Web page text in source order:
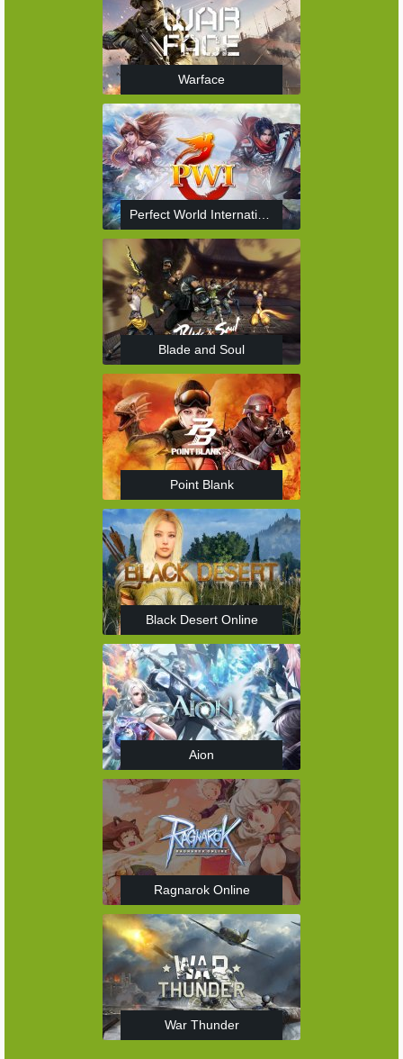
Warface
Blade and Soul
Point Blank
Black Desert Online
Aion
Ragnarok Online
War Thunder